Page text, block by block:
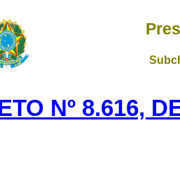
Nº 8.616,